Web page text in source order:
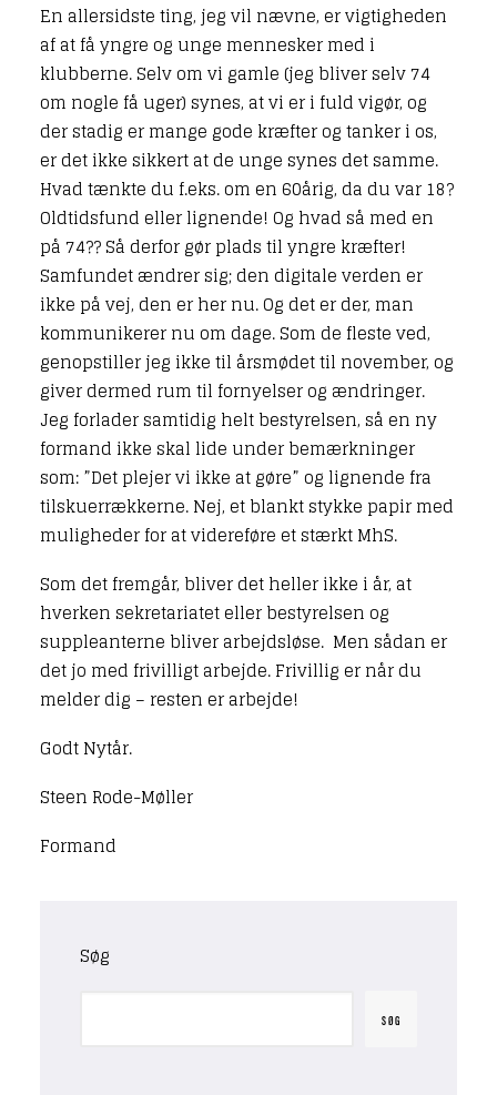
En allersidste ting, jeg vil nævne, er vigtigheden
af at få yngre og unge mennesker med i
klubberne. Selv om vi gamle (jeg bliver selv 74
om nogle få uger) synes, at vi er i fuld vigør, og
der stadig er mange gode kræfter og tanker i os,
er det ikke sikkert at de unge synes det samme.
Hvad tænkte du f.eks. om en 60årig, da du var 18?
Oldtidsfund eller lignende! Og hvad så med en
på 74?? Så derfor gør plads til yngre kræfter!
Samfundet ændrer sig; den digitale verden er
ikke på vej, den er her nu. Og det er der, man
kommunikerer nu om dage. Som de fleste ved,
genopstiller jeg ikke til årsmødet til november, og
giver dermed rum til fornyelser og ændringer.
Jeg forlader samtidig helt bestyrelsen, så en ny
formand ikke skal lide under bemærkninger
som: ”Det plejer vi ikke at gøre” og lignende fra
tilskuerrækkerne. Nej, et blankt stykke papir med
muligheder for at videreføre et stærkt MhS.
Som det fremgår, bliver det heller ikke i år, at
hverken sekretariatet eller bestyrelsen og
suppleanterne bliver arbejdsløse. Men sådan er
det jo med frivilligt arbejde. Frivillig er når du
melder dig – resten er arbejde!
Godt Nytår.
Steen Rode-Møller
Formand
Søg
SØG